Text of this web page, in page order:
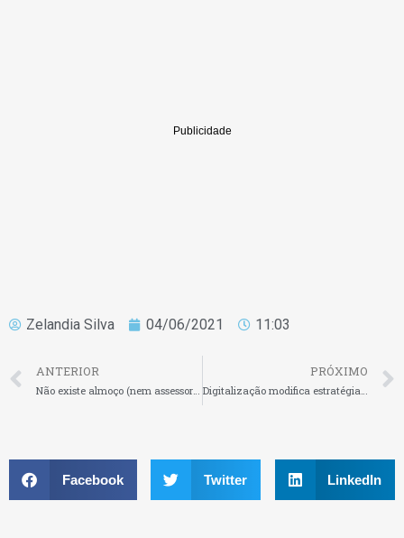
Zelandia Silva 04/06/2021 11:03
ANTERIOR
Não existe almoço (nem assessoria) grátis
PRÓXIMO
Digitalização modifica estratégias de negócios no transporte
Facebook Twitter LinkedIn